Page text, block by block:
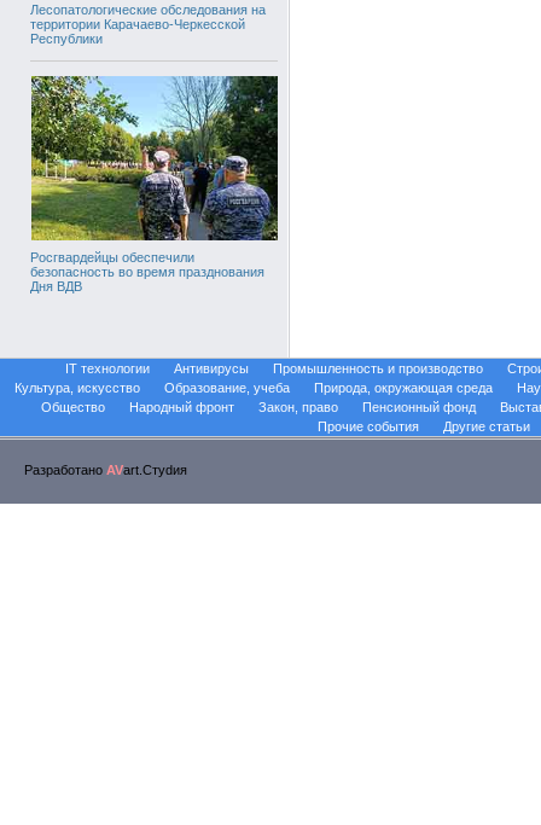
Лесопатологические обследования на
территории Карачаево-Черкесской
Республики
Росгвардейцы обеспечили
безопасность во время празднования
Дня ВДВ
IT технологии Антивирусы Промышленность и производство
Культура, искусство
Образование, учеба Природа, окружающая среда
Общество
Народный фронт Закон, право Пенсионный фонд
Прочие события
Другие статьи
Разработано AVart.Стуdия